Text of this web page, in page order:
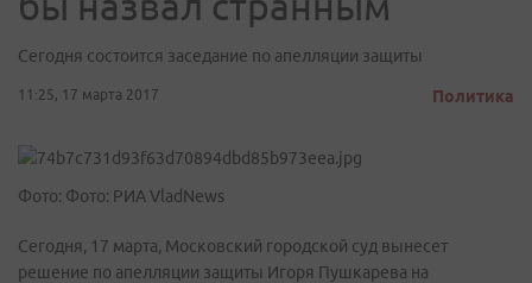
Сегодня состоится заседание по апелляции защиты
11:25, 17 марта 2017 Политика
Фото: Фото: РИА VladNews
Сегодня, 17 марта, Московский городской суд вынесет
решение по апелляции защиты Игоря Пушкарева на